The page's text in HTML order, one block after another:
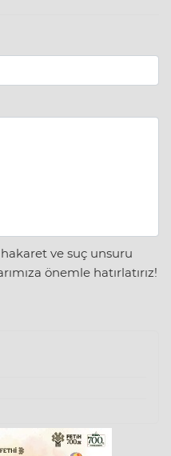
ve suç unsuru
önemle hatırlatırız!